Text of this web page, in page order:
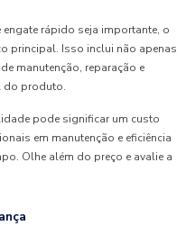
rápido seja importante, o
principal. Isso inclui não apenas
manutenção, reparação e
do produto.
pode significar um custo
em manutenção e eficiência
Olhe além do preço e avalie a